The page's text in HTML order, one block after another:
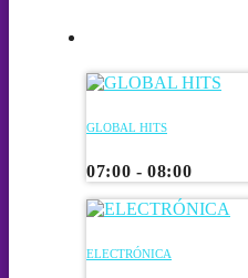
GLOBAL HITS
07:00 - 08:00
ELECTRÓNICA